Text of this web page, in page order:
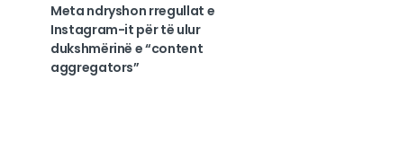
Meta ndryshon rregullat e
Instagram-it për të ulur
dukshmërinë e “content
aggregators”